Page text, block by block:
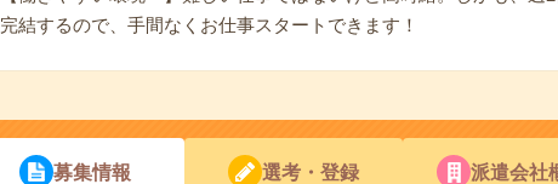
完結するので、手間なくお仕事スタートできます！
募集情報 選考・登録 派遣会社